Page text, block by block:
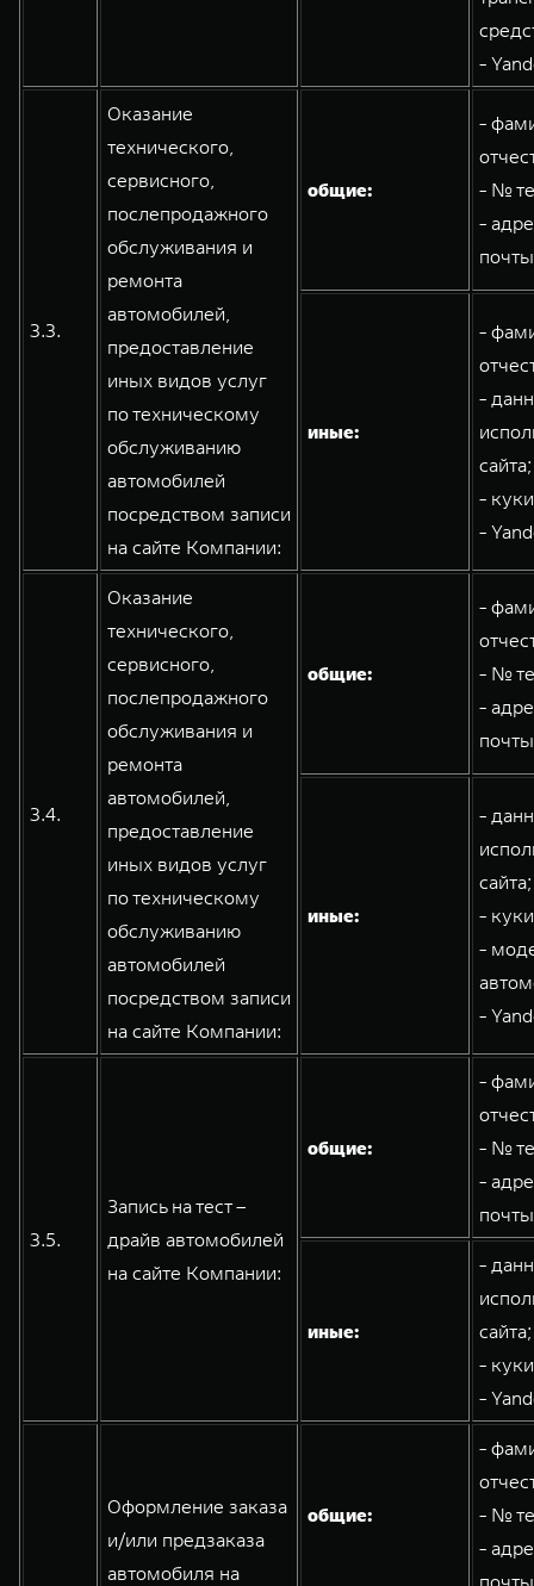
-
3.3.
Оказание
технического,
сервисного,
послепродажного
обслуживания и
ремонта
автомобилей,
предоставление
иных видов услуг
по техническому
обслуживанию
автомобилей
посредством записи
на сайте Компании:
общие:
-
- №
-
иные:
-
-
сайта;
-
-
3.4.
Оказание
технического,
сервисного,
послепродажного
обслуживания и
ремонта
автомобилей,
предоставление
иных видов услуг
по техническому
обслуживанию
автомобилей
посредством записи
на сайте Компании:
общие:
-
- №
-
иные:
-
сайта;
-
-
-
3.5.
Запись на тест –
драйв автомобилей
на сайте Компании:
общие:
-
- №
-
иные:
-
сайта;
-
-
Оформление заказа
и/или предзаказа
автомобиля на
общие:
-
- №
-